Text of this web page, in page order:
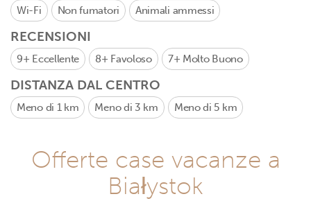
Wi-Fi Non fumatori Animali ammessi
RECENSIONI
9+ Eccellente 8+ Favoloso 7+ Molto Buono
DISTANZA DAL CENTRO
Meno di 1 km Meno di 3 km Meno di 5 km
Offerte case vacanze a
Białystok